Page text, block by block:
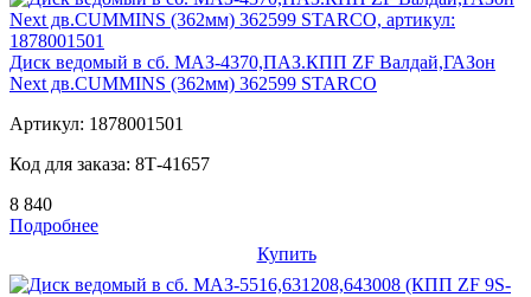
Диск ведомый в сб. МАЗ-4370,ПАЗ.КПП ZF Валдай,ГАЗон
Next дв.CUMMINS (362мм) 362599 STARCO
Артикул: 1878001501
Код для заказа: 8Т-41657
8 840
Подробнее
Купить